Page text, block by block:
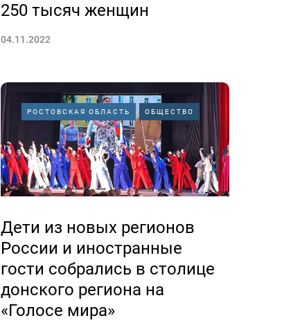
250 тысяч женщин
04.11.2022
РОСТОВСКАЯ ОБЛАСТЬ ОБЩЕСТВО
Дети из новых регионов
России и иностранные
гости собрались в столице
донского региона на
«Голосе мира»